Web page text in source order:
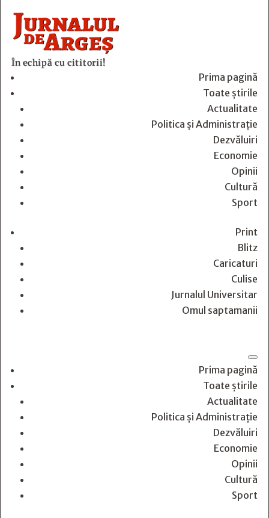
În echipă cu cititorii!
Prima pagină
Toate știrile
Actualitate
Politica și Administrație
Dezvăluiri
Economie
Opinii
Cultură
Sport
Print
Blitz
Caricaturi
Culise
Jurnalul Universitar
Omul saptamanii
Prima pagină
Toate știrile
Actualitate
Politica și Administrație
Dezvăluiri
Economie
Opinii
Cultură
Sport